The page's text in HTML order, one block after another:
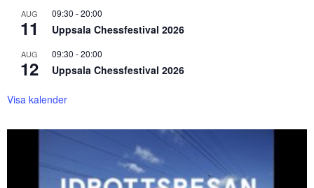
AUG
11
09:30 -20:00
Uppsala Chessfestival 2026
AUG
12
09:30 -20:00
Uppsala Chessfestival 2026
Visa kalender